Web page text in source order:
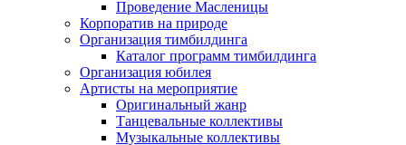
Проведение Масленицы
Корпоратив на природе
Организация тимбилдинга
Каталог программ тимбилдинга
Организация юбилея
Артисты на мероприятие
Оригинальный жанр
Танцевальные коллективы
Музыкальные коллективы